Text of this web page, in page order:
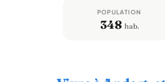
POPULATION
348 hab.